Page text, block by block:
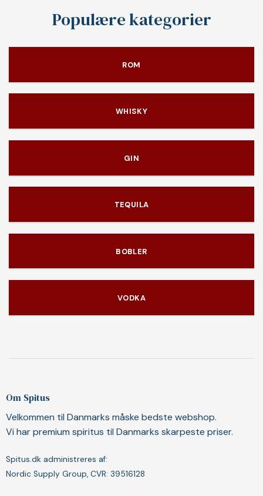
Populære kategorier
ROM
WHISKY
GIN
TEQUILA
BOBLER
VODKA
Om Spitus
Velkommen til Danmarks måske bedste webshop.
Vi har premium spiritus til Danmarks skarpeste priser.
Spitus.dk administreres af:
Nordic Supply Group, CVR: 39516128